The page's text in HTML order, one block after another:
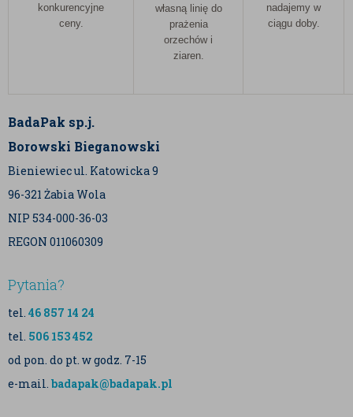
konkurencyjne
ceny.
własną linię do
prażenia
orzechów i
ziaren.
nadajemy w
ciągu doby.
BadaPak sp.j.
Borowski Bieganowski
Bieniewiec ul. Katowicka 9
96-321 Żabia Wola
NIP 534-000-36-03
REGON 011060309
Pytania?
tel. 46 857 14 24
tel. 506 153 452
od pon. do pt. w godz. 7-15
e-mail. badapak@badapak.pl